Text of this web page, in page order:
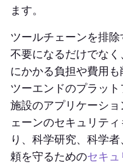
ます。
ツールチェーンを排
不要になるだけでな
にかかる負担や費用
ツーエンドのプラット
施設のアプリケーシ
ェーンのセキュリテ
り、科学研究、科学
頼を守るためのセキュ